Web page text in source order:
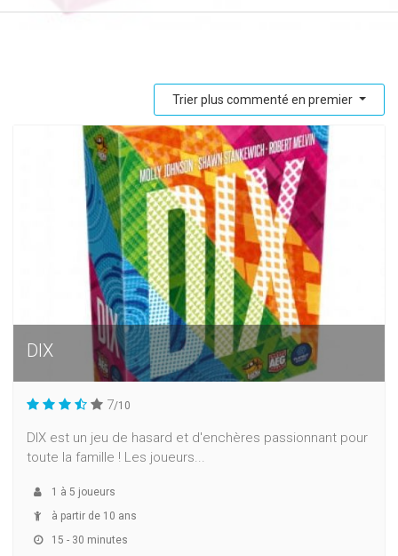
Trier plus commenté en premier
DIX
7/10
DIX est un jeu de hasard et d'enchères passionnant pour
toute la famille ! Les joueurs...
1 à 5 joueurs
à partir de 10 ans
15 - 30 minutes